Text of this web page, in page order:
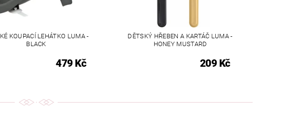
KOUPACÍ LEHÁTKO LUMA -
BLACK
479 Kč
DĚTSKÝ HŘEBEN A KARTÁČ LUMA -
HONEY MUSTARD
209 Kč